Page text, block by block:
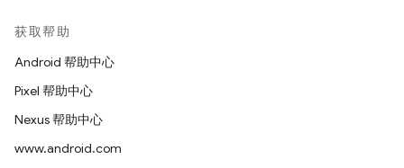
获取帮助
Android 帮助中心
Pixel 帮助中心
Nexus 帮助中心
www.android.com